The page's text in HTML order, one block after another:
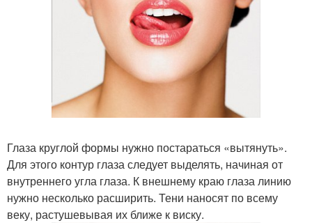
Глаза круглой формы нужно постараться «вытянуть».
Для этого контур глаза следует выделять, начиная от
внутреннего угла глаза. К внешнему краю глаза линию
нужно несколько расширить. Тени наносят по всему
веку, растушевывая их ближе к виску.